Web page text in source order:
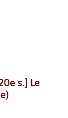
s.] Le